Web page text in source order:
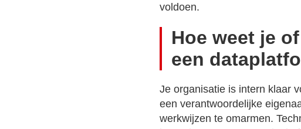
voldoen.
Hoe weet je
een
Je organisatie is intern klaar
een verantwoordelijke
werkwijzen te omarmen.